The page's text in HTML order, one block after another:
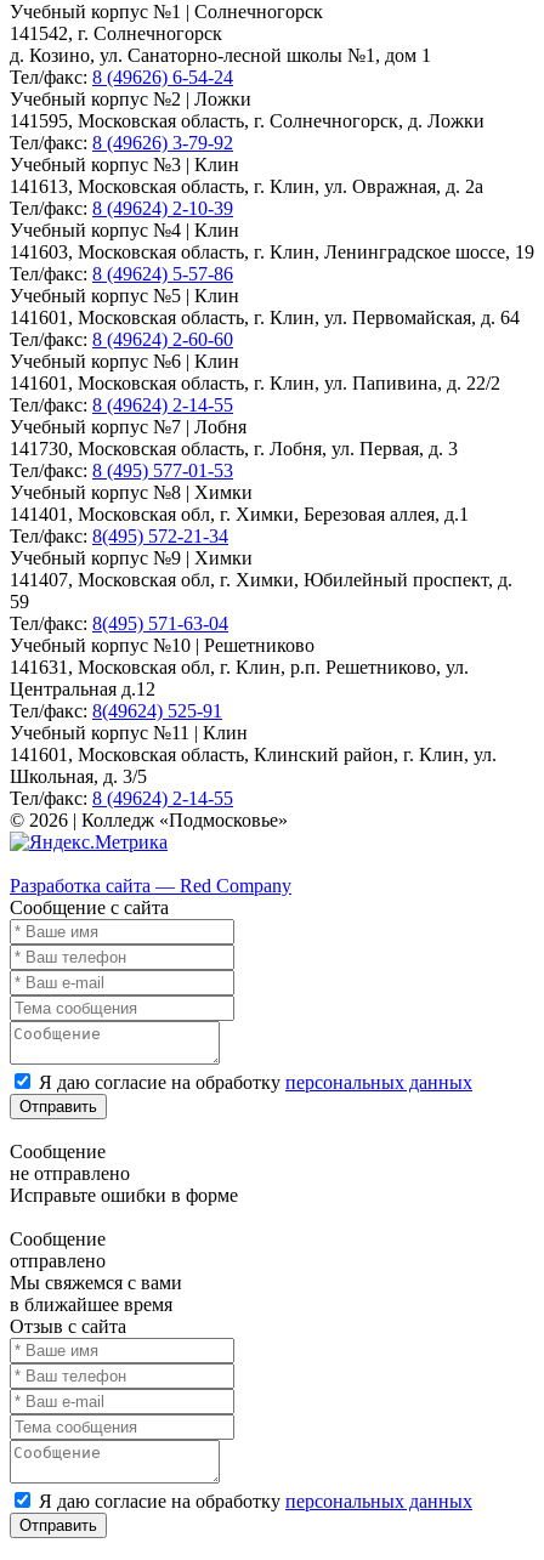
Учебный корпус №1 | Солнечногорск
141542, г. Солнечногорск
д. Козино, ул. Санаторно-лесной школы №1, дом 1
Тел/факс: 8 (49626) 6-54-24
Учебный корпус №2 | Ложки
141595, Московская область, г. Солнечногорск, д. Ложки
Тел/факс: 8 (49626) 3-79-92
Учебный корпус №3 | Клин
141613, Московская область, г. Клин, ул. Овражная, д. 2а
Тел/факс: 8 (49624) 2-10-39
Учебный корпус №4 | Клин
141603, Московская область, г. Клин, Ленинградское шоссе, 19
Тел/факс: 8 (49624) 5-57-86
Учебный корпус №5 | Клин
141601, Московская область, г. Клин, ул. Первомайская, д. 64
Тел/факс: 8 (49624) 2-60-60
Учебный корпус №6 | Клин
141601, Московская область, г. Клин, ул. Папивина, д. 22/2
Тел/факс: 8 (49624) 2-14-55
Учебный корпус №7 | Лобня
141730, Московская область, г. Лобня, ул. Первая, д. 3
Тел/факс: 8 (495) 577-01-53
Учебный корпус №8 | Химки
141401, Московская обл, г. Химки, Березовая аллея, д.1
Тел/факс: 8(495) 572-21-34
Учебный корпус №9 | Химки
141407, Московская обл, г. Химки, Юбилейный проспект, д.
59
Тел/факс: 8(495) 571-63-04
Учебный корпус №10 | Решетниково
141631, Московская обл, г. Клин, р.п. Решетниково, ул.
Центральная д.12
Тел/факс: 8(49624) 525-91
Учебный корпус №11 | Клин
141601, Московская область, Клинский район, г. Клин, ул.
Школьная, д. 3/5
Тел/факс: 8 (49624) 2-14-55
© 2026 | Колледж «Подмосковье»
Разработка сайта — Red Company
Сообщение с сайта
Я даю согласие на обработку персональных данных
Отправить
Сообщение
не отправлено
Исправьте ошибки в форме
Сообщение
отправлено
Мы свяжемся с вами
в ближайшее время
Отзыв с сайта
Я даю согласие на обработку персональных данных
Отправить